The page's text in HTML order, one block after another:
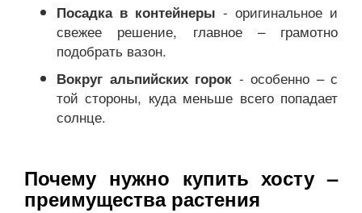
Посадка в контейнеры - оригинальное и
свежее решение, главное – грамотно
подобрать вазон.
Вокруг альпийских горок - особенно – с
той стороны, куда меньше всего попадает
солнце.
Почему нужно купить хосту –
преимущества растения